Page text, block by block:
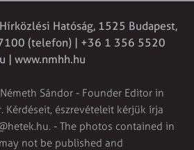
Hatóság, 1525 Budapest,
(telefon) | +36 1 356 5520
| www.nmhh.hu
Sándor - Founder Editor in
Kérdéseit, észrevételeit kérjük írja
. - The photos contained in
not be published and